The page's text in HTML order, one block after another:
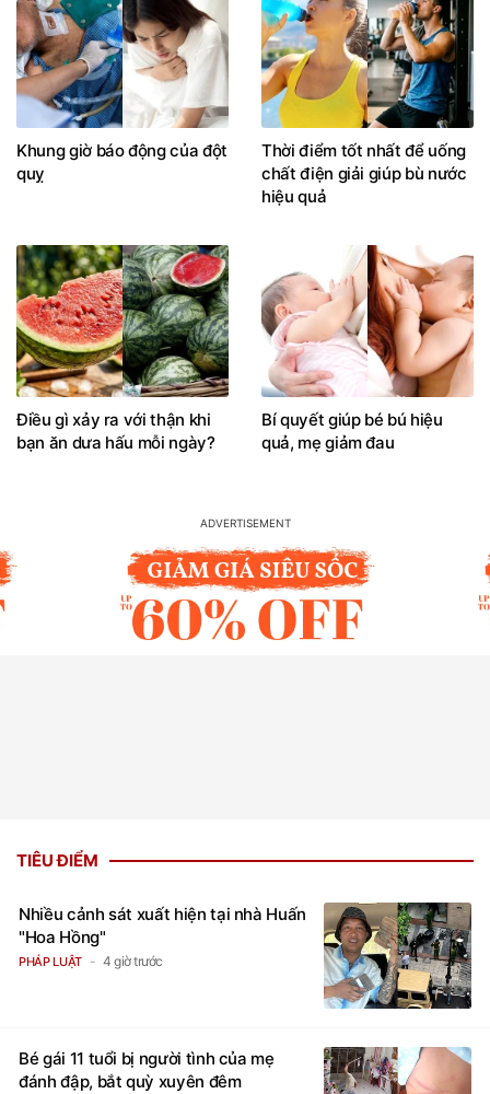
Khung giờ báo động của đột
quỵ
Thời điểm tốt nhất để uống
chất điện giải giúp bù nước
hiệu quả
Điều gì xảy ra với thận khi
bạn ăn dưa hấu mỗi ngày?
Bí quyết giúp bé bú hiệu
quả, mẹ giảm đau
TIÊU ĐIỂM
Nhiều cảnh sát xuất hiện tại nhà Huấn
"Hoa Hồng"
PHÁP LUẬT 4 giờ trước
Bé gái 11 tuổi bị người tình của mẹ
đánh đập, bắt quỳ xuyên đêm